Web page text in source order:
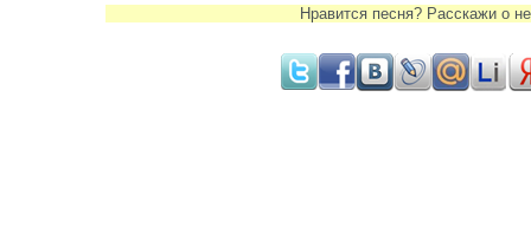
Нравится песня? Расскажи о